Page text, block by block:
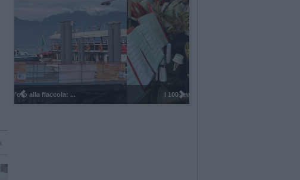
I 100 anni del Corpo Musicale di